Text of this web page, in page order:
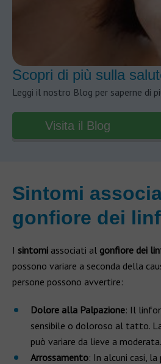
Scopri di più sulla
Leggi il nostro Blog per saperne di
Visita il Blog
Sintomi
gonfiore dei
I sintomi associati al gonfiore dei
possono variare a seconda della
persone possono avvertire:
Dolore alla Palpazione: Il
sensibile o doloroso al tatto.
può variare da lieve a moderata.
Arrossamento: In alcuni casi,